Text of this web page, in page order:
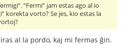
“Fermi” jam estas ago al io
korekta vorto? Se jes, kio estas la
al la pordo, kaj mi fermas ĝin.